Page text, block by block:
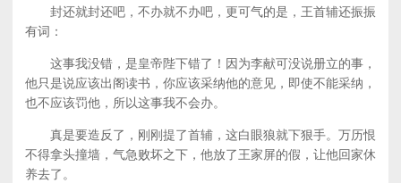
封还就封还吧，不办就不办吧，更可气的是，王首辅还振振
有词：
这事我没错，是皇帝陛下错了！因为李献可没说册立的事，
他只是说应该出阁读书，你应该采纳他的意见，即使不能采纳，
也不应该罚他，所以这事我不会办。
真是要造反了，刚刚提了首辅，这白眼狼就下狠手。万历恨
不得拿头撞墙，气急败坏之下，他放了王家屏的假，让他回家休
养去了。